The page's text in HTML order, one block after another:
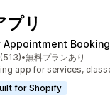
プリ
Appointment
星中
(513)
ビュー数：513件
•無料プランあり
app for services,
for Shopify